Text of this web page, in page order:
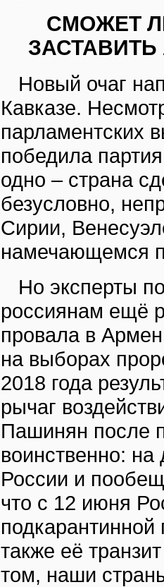
СМОЖЕТ
Новый очаг
Кавказе.
парламентских
победила
одно – страна
безусловно,
Сирии,
намечающемся
Но эксперты
россиянам ещё
провала в
на выборах
2018 года
рычаг
Пашинян после
воинственно:
России и
что с 12 июня
также её
том, наши